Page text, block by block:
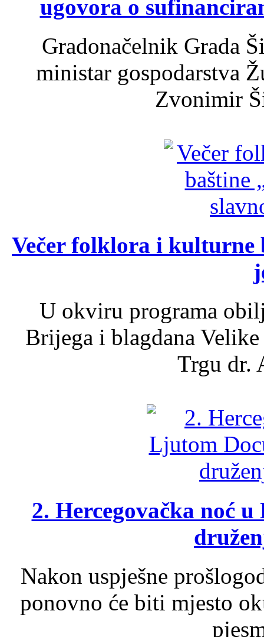
ugovora o
Gradonačelnik Grada
ministar gospodarstva
Zvonimir
Večer folklora i kulturne
U okviru programa
Brijega i blagdana
Trgu dr.
2. Hercegovačka noć
Nakon uspješne
ponovno će biti mjesto